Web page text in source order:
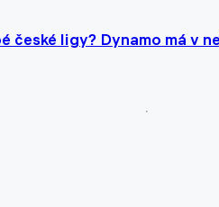
české ligy? Dynamo má v